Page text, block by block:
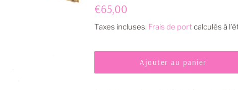
Prix
€65,00
Taxes incluses. Frais de port calculés à
Ajouter au panier